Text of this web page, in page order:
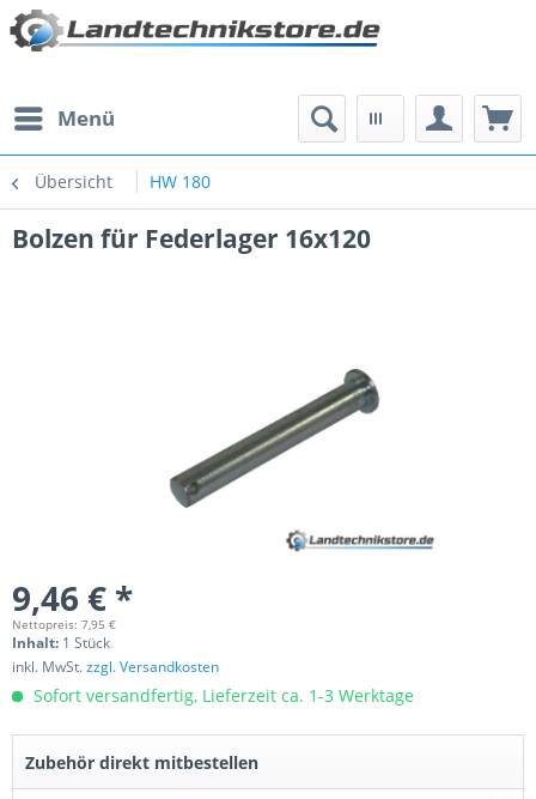
Menü
Übersicht HW 180
Bolzen für Federlager 16x120
9,46 € *
Nettopreis: 7,95 €
Inhalt: 1 Stück
inkl. MwSt.zzgl. Versandkosten
Sofort versandfertig, Lieferzeit ca. 1-3 Werktage
Zubehör direkt mitbestellen